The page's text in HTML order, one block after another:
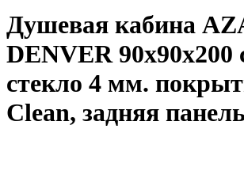
Душевая кабина
DENVER 90х90х200
стекло 4 мм.
Clean, задняя